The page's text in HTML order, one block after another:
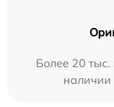
Более 20 тыс.
наличии